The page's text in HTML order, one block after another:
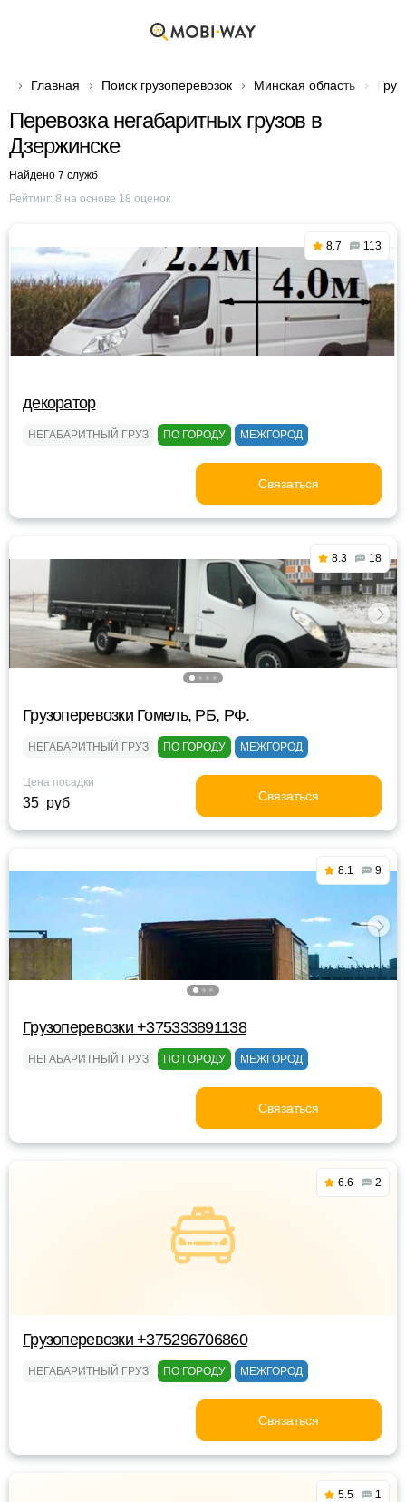
Главная Поиск грузоперевозок Минская область
Перевозка негабаритных грузов в
Дзержинске
Найдено 7 служб
Рейтинг: 8 на основе 18 оценок
8.7 113
декоратор
НЕГАБАРИТНЫЙ ГРУЗ ПО ГОРОДУ МЕЖГОРОД
Связаться
8.3 18
Грузоперевозки Гомель, РБ, РФ.
НЕГАБАРИТНЫЙ ГРУЗ ПО ГОРОДУ МЕЖГОРОД
Цена посадки
35 руб Связаться
8.1 9
Грузоперевозки +375333891138
НЕГАБАРИТНЫЙ ГРУЗ ПО ГОРОДУ МЕЖГОРОД
Связаться
6.6 2
Грузоперевозки +375296706860
НЕГАБАРИТНЫЙ ГРУЗ ПО ГОРОДУ МЕЖГОРОД
Связаться
5.5 1